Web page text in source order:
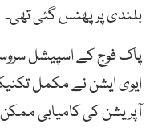
بلندی پر پھنس گئی تھی۔
پاک فوج کے اسپیشل
ایوی ایشن نے مکمل
آپریشن کی کامیابی ممکن